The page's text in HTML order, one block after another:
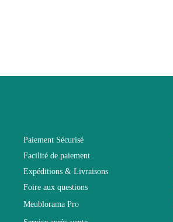
Paiement Sécurisé
Facilité de paiement
Expéditions & Livraisons
Foire aux questions
Meublorama Pro